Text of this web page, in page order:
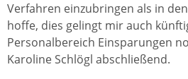
Verfahren einzubringen als in
hoffe, dies gelingt mir auch
Personalbereich Einsparungen
Karoline Schlögl abschließend.